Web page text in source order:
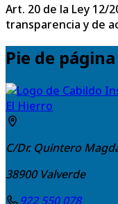
Art. 20 de la Ley 12/
transparencia y de
Pie de página
El Hierro
C/Dr. Quintero
38900 Valverde
922 550 078